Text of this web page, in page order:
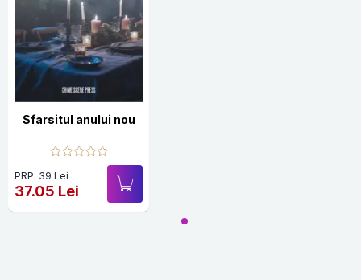
Sfarsitul anului nou
PRP: 39 Lei
37.05 Lei